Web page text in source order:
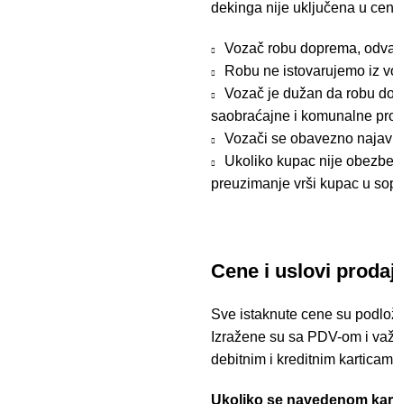
dekinga nije uključena u
Vozač robu doprema,
Robu ne istovarujemo iz
Vozač je dužan da robu
saobraćajne i komunalne
Vozači se obavezno
Ukoliko kupac nije
preuzimanje vrši kupac u
Cene i uslovi
Sve istaknute cene su
Izražene su sa PDV-om i
debitnim i kreditnim
Ukoliko se navedenom